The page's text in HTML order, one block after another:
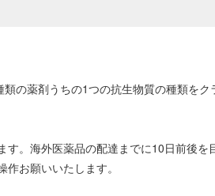
の薬剤うちの1つの抗生物質の種類をク
。海外医薬品の配達までに10日前後を
お願いいたします。